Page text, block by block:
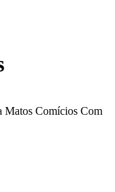
Matos Comícios Com